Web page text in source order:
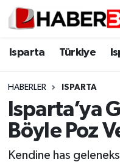
Isparta Türkiye
HABERLER ISPARTA
Isparta’ya
Böyle Poz
Kendine has
Isparta
Esnaf Diyor ki;
ASAYİŞ
Isparta Nöbetçi
Isparta Trafik
Süper Lig Puan